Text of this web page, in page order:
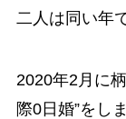
二人は同い年
2020年2月に
際0日婚”をし